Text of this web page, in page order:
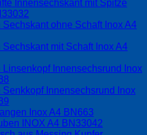
Innensechskant mit Spitze
Sechskant ohne Schaft Inox A4
Sechskant mit Schaft Inox A4
Linsenkopf Innensechsrund Inox
Senkkopf Innensechsrund Inox
Inox A4 BN663
INOX A4 BN33042